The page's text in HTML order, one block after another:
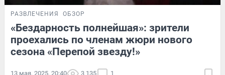
РАЗВЛЕЧЕНИЯ ОБЗОР
«Бездарность полнейшая»: зрители
проехались по членам жюри нового
сезона «Перепой звезду!»
13 мая, 2025, 20:40 3 135 1